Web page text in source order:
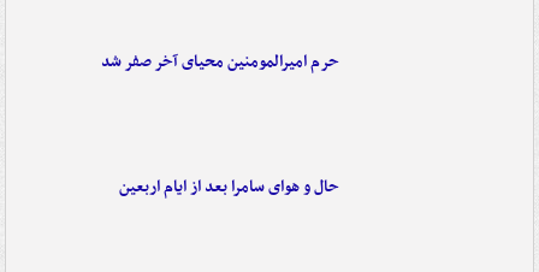
حرم امیرالمومنین محیای آخر صفر شد
حال و هوای سامرا بعد از ایام اربعین